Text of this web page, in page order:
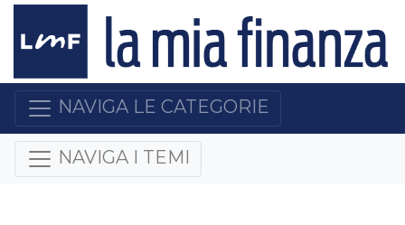
NAVIGA LE CATEGORIE
NAVIGA I TEMI